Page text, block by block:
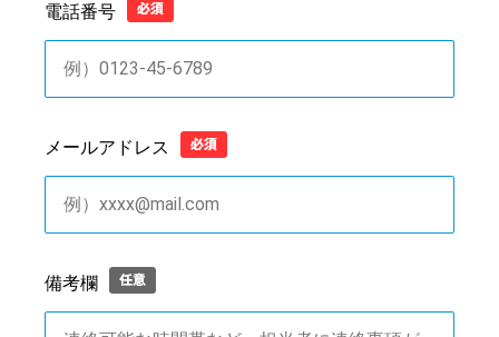
電話番号
メールアドレス
備考欄